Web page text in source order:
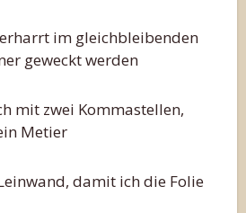
im gleichbleibenden
geweckt werden
mit zwei Kommastellen,
Metier
damit ich die Folie